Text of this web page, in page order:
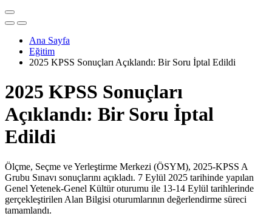
Ana Sayfa
Eğitim
2025 KPSS Sonuçları Açıklandı: Bir Soru İptal Edildi
2025 KPSS Sonuçları
Açıklandı: Bir Soru İptal
Edildi
Ölçme, Seçme ve Yerleştirme Merkezi (ÖSYM), 2025-KPSS A
Grubu Sınavı sonuçlarını açıkladı. 7 Eylül 2025 tarihinde yapılan
Genel Yetenek-Genel Kültür oturumu ile 13-14 Eylül tarihlerinde
gerçekleştirilen Alan Bilgisi oturumlarının değerlendirme süreci
tamamlandı.